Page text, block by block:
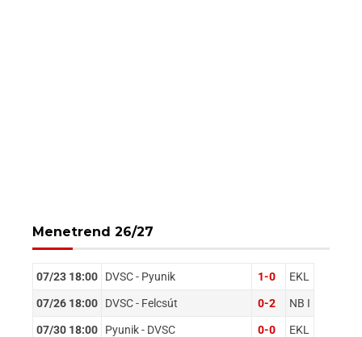
Menetrend 26/27
07/23 18:00 DVSC - Pyunik 1-0 EKL
07/26 18:00 DVSC - Felcsút 0-2 NB I
07/30 18:00 Pyunik - DVSC 0-0 EKL